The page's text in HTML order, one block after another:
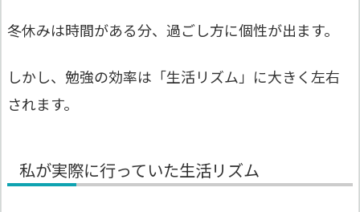
冬休みは時間がある分、過ごし方に個性が出ます。
しかし、勉強の効率は「生活リズム」に大きく左右
されます。
私が実際に行っていた生活リズム